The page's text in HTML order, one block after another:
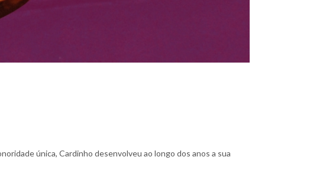
única, Cardinho desenvolveu ao longo dos anos a sua